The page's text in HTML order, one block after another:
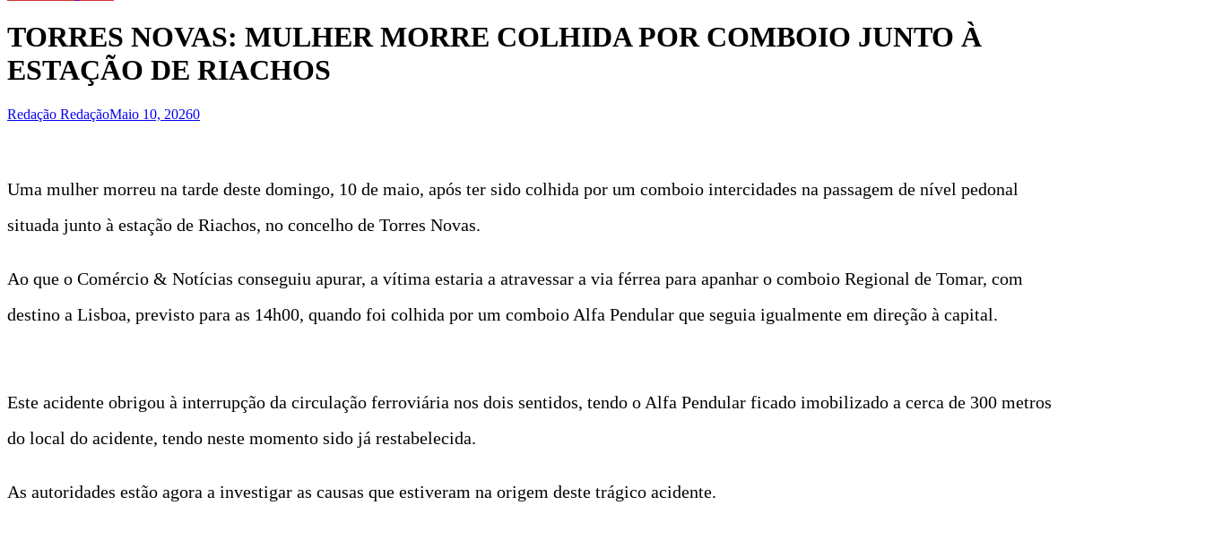
TORRES NOVAS: MULHER MORRE COLHIDA POR COMBOIO JUNTO À
ESTAÇÃO DE RIACHOS
Redação RedaçãoMaio 10, 20260
Uma mulher morreu na tarde deste domingo, 10 de maio, após ter sido colhida por um comboio intercidades na passagem de nível pedonal
situada junto à estação de Riachos, no concelho de Torres Novas.
Ao que o Comércio & Notícias conseguiu apurar, a vítima estaria a atravessar a via férrea para apanhar o comboio Regional de Tomar, com
destino a Lisboa, previsto para as 14h00, quando foi colhida por um comboio Alfa Pendular que seguia igualmente em direção à capital.
Este acidente obrigou à interrupção da circulação ferroviária nos dois sentidos, tendo o Alfa Pendular ficado imobilizado a cerca de 300 metros
do local do acidente, tendo neste momento sido já restabelecida.
As autoridades estão agora a investigar as causas que estiveram na origem deste trágico acidente.